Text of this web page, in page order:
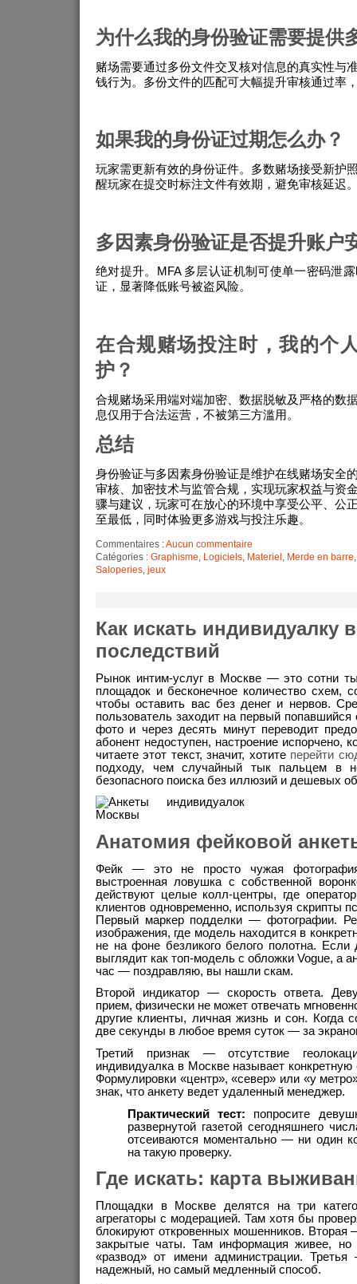
为什么我的身份验证需要提供
赌场需要通过多份文件交叉核对信息的真实性与
钱行为。多份文件的匹配可大幅提升审核通过率
如果我的身份证过期怎么办？
玩家需更新有效的身份证件。多数赌场接受新护
醒玩家在提交时标注文件有效期，避免审核延迟
多因素身份验证是否提升账户
绝对提升。MFA 多层认证机制可使单一密码泄
证，显著降低账号被盗风险。
在合规赌场投注时，我的个
护？
合规赌场采用端对端加密、数据脱敏及严格的数
息仅用于合法运营，不被第三方滥用。
总结
身份验证与多因素身份验证是维护在线赌场安全
审核、加密技术与监管合规，实现玩家权益与资
骤与建议，玩家可在放心的环境中享受公平、公
至最低，同时体验更多游戏与投注乐趣。
Commentaires :Aucun commentaire
Catégories : Graphisme Logiciels Materiel Merde en barre
Saloperies jeux
Как искать индивидуалку
последствий
Рынок интим-услуг в Москве — это сотни
площадок и бесконечное количество схем,
чтобы оставить вас без денег и нервов.
пользователь заходит на первый попавшийся
фото и через десять минут переводит
абонент недоступен, настроение испорчено,
читаете этот текст, значит, хотите перейти
подходу, чем случайный тык пальцем в
безопасного поиска без иллюзий и дешевых
Анатомия фейковой
Фейк — это не просто чужая
выстроенная ловушка с собственной
действуют целые колл-центры, где
клиентов одновременно, используя скрипты
Первый маркер подделки — фотографии.
изображения, где модель находится в
не на фоне безликого белого полотна.
выглядит как топ-модель с обложки Vogue, а
час — поздравляю, вы нашли скам.
Второй индикатор — скорость ответа.
прием, физически не может отвечать
другие клиенты, личная жизнь и сон. Когда
две секунды в любое время суток — за
Третий признак — отсутствие
индивидуалка в Москве называет
Формулировки «центр», «север» или «у
знак, что анкету ведет удаленный менеджер.
Практический тест: попросите
развернутой газетой сегодняшнего
отсеиваются моментально — ни один
на такую проверку.
Где искать: карта
Площадки в Москве делятся на три
агрегаторы с модерацией. Там хотя бы
блокируют откровенных мошенников.
закрытые чаты. Там информация живее, но
«развод» от имени администрации.
надежный, но самый медленный способ.